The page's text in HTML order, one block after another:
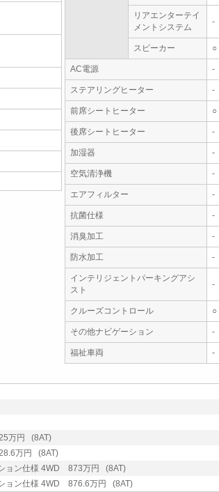
リアエンターテイ
メントシステム
-
スピーカー ○
AC電源 -
ステアリングヒーター -
前席シートヒーター ○
後席シートヒーター -
加湿器 -
空気清浄機 -
エアフィルター -
抗菌仕様 -
消臭加工 -
防水加工 -
インテリジェントパーキングアシ
スト
-
クルーズコントロール ○
その他ナビゲーション -
福祉車両
-
万円 (8AT)
万円 (8AT)
ション仕様 4WD 873万円 (8AT)
ョン仕様 4WD 876.6万円 (8AT)